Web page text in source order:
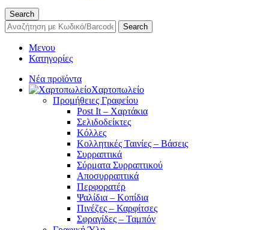
Search
Search
Μενου
Κατηγορίες
Νέα προϊόντα
Χαρτοπωλείο
Προμήθειες Γραφείου
Post It – Χαρτάκια
Σελιδοδείκτες
Κόλλες
Κολλητικές Ταινίες – Βάσεις
Συρραπτικά
Σύρματα Συρραπτικού
Αποσυρραπτικά
Περφορατέρ
Ψαλίδια – Κοπίδια
Πινέζες – Καρφίτσες
Σφραγίδες – Ταμπόν